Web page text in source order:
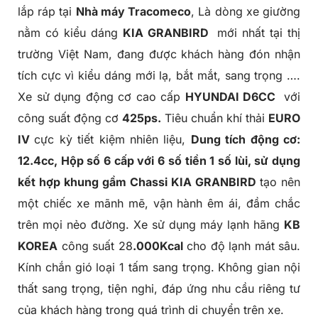
lắp ráp tại Nhà máy Tracomeco, Là dòng xe giường
nằm có kiểu dáng KIA GRANBIRD mới nhất tại thị
trường Việt Nam, đang được khách hàng đón nhận
tích cực vì kiểu dáng mới lạ, bắt mắt, sang trọng ….
Xe sử dụng động cơ cao cấp HYUNDAI D6CC
với
công suất động cơ425ps. Tiêu chuẩn khí thải EURO
IVcực kỳ tiết kiệm nhiên liệu, Dung tích động cơ:
12.4cc, Hộp số 6 cấp với 6 số tiền 1 số lùi, sử dụng
kết hợp khung gầm Chassi KIA GRANBIRD tạo nên
một chiếc xe mãnh mẽ, vận hành êm ái, đầm chắc
trên mọi nẻo đường. Xe sử dụng máy lạnh hãng KB
KOREA công suất 28.000Kcalcho độ lạnh mát sâu.
Kính chắn gió loại 1 tấm sang trọng. Không gian nội
thất sang trọng, tiện nghi, đáp ứng nhu cầu riêng tư
của khách hàng trong quá trình di chuyển trên xe.